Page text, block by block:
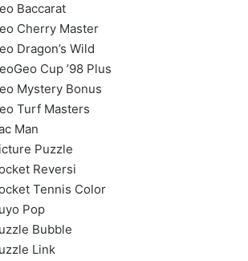
Baccarat
Cherry Master
Dragon’s Wild
Cup ’98 Plus
Mystery Bonus
Turf Masters
Man
Puzzle
Reversi
Tennis Color
Pop
Bubble
Link